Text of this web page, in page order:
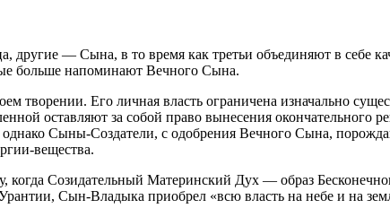
— Сына, в то время как третьи объединяют в себе
больше напоминают Вечного Сына.
творении. Его личная власть ограничена изначально
оставляют за собой право вынесения окончательного
Сыны-Создатели, с одобрения Вечного Сына,
вещества.
Созидательный Материнский Дух — образ
Сын-Владыка приобрел «всю власть на небе и на